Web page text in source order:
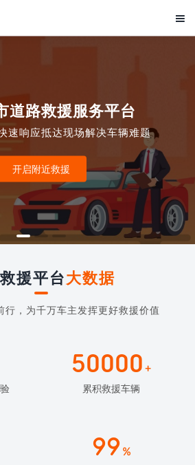

道路救援服务平台
速响应抵达现场解决车辆难题
开启附近救援
援平台大数据
行，为千万车主发挥更好救援价值
50000 +
累积救援车辆
99 %